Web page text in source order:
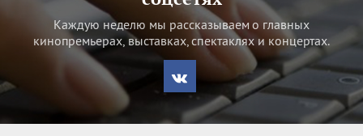
Каждую неделю мы рассказываем о главных
кинопремьерах, выставках, спектаклях и концертах.